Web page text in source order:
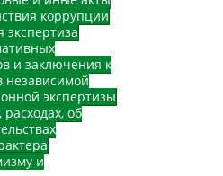
коррупции
и заключения к
независимой
экспертизы
об
и